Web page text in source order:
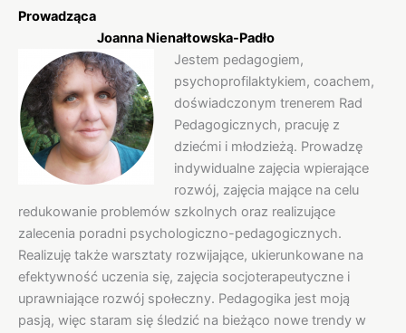
Prowadząca
Joanna Nienałtowska-Padło
Jestem pedagogiem,
psychoprofilaktykiem, coachem,
doświadczonym trenerem Rad
Pedagogicznych, pracuję z
dziećmi i młodzieżą. Prowadzę
indywidualne zajęcia wpierające
rozwój, zajęcia mające na celu
redukowanie problemów szkolnych oraz realizujące
zalecenia poradni psychologiczno-pedagogicznych.
Realizuję także warsztaty rozwijające, ukierunkowane na
efektywność uczenia się, zajęcia socjoterapeutyczne i
uprawniające rozwój społeczny. Pedagogika jest moją
pasją, więc staram się śledzić na bieżąco nowe trendy w